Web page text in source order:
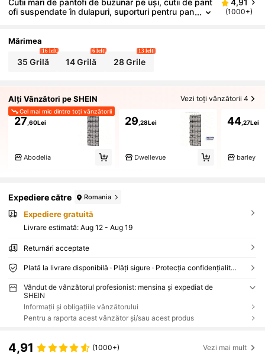
Cutii mari de pantofi de buzunar pe uși, cutii de pant
ofi suspendate în dulapuri, suporturi pentru pan
ele ușilor
4,91
(1000+)
Mărimea
35 Grilă
16 left
14 Grilă
6 left
28 Grile
13 left
Alți Vânzători pe SHEIN Vezi toți vânzătorii 4
Cel mai mic dintre toți vânzătorii
27 ,60Lei
Abodelia
29 ,28Lei
Dwellevue
44,27Lei
barley
Expediere către Romania
Expediere gratuită
Livrare estimată: Aug 12 - Aug 19
Returnări acceptate
Plată la livrare disponibilă · Plăți sigure · Protecția confidențialității
Vândut de vânzătorul profesionist: mensina și expediat de
SHEIN
Informații și obligațiile vânzătorului
Pentru a raporta acest vânzător și/sau acest produs
4,91 (1000+) Vezi mai mult